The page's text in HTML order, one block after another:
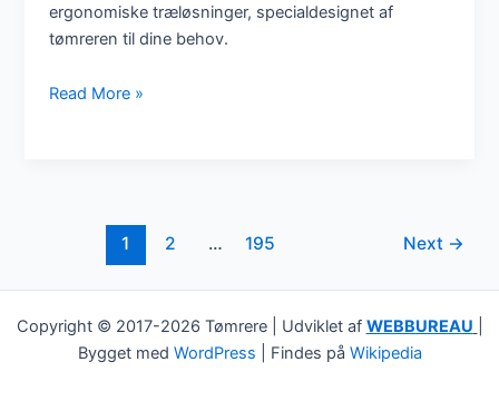
ergonomiske træløsninger, specialdesignet af
tømreren til dine behov.
Etablering
træløsninger
Read More »
1 2 … 195 Next →
Copyright © 2017-2026 Tømrere | Udviklet af WEBBUREAU
Bygget med WordPress | Findes på Wikipedia